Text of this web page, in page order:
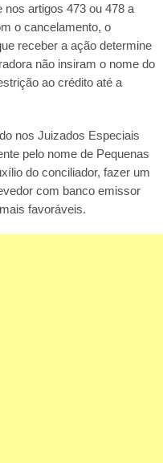
artigos 473 ou 478 a
o cancelamento, o
receber a ação determine
não insiram o nome do
ao crédito até a
nos Juizados Especiais
pelo nome de Pequenas
do conciliador, fazer um
com banco emissor
favoráveis.